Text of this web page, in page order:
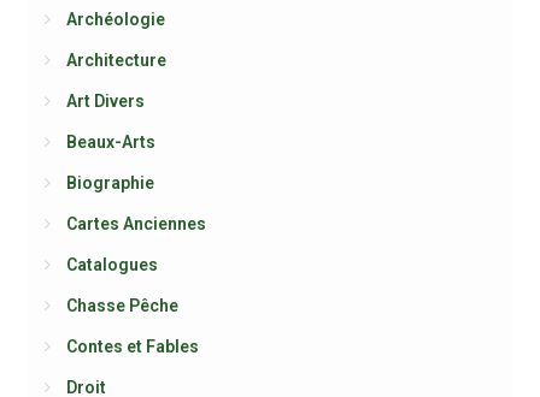
Archéologie
Architecture
Art Divers
Beaux-Arts
Biographie
Cartes Anciennes
Catalogues
Chasse Pêche
Contes et Fables
Droit